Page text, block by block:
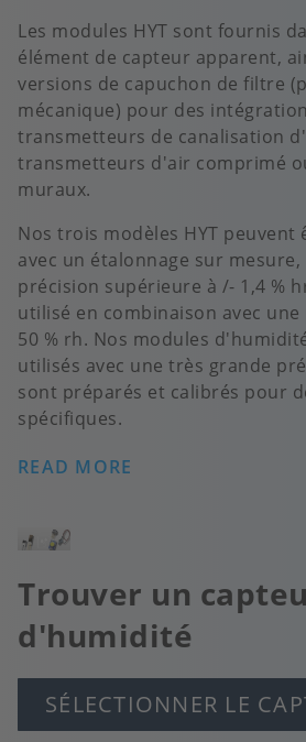
Les modules HYT sont fournis
élément de capteur apparent,
versions de capuchon de filtre
mécanique) pour des
transmetteurs de canalisation
transmetteurs d'air comprimé
muraux.
Nos trois modèles HYT peuvent
avec un étalonnage sur
précision supérieure à /- 1,4 %
utilisé en combinaison avec
50 % rh. Nos modules
utilisés avec une très grande
sont préparés et calibrés pour
spécifiques.
READ MORE
Image
Trouver un
d'humidité
SÉLECTIONNER LE